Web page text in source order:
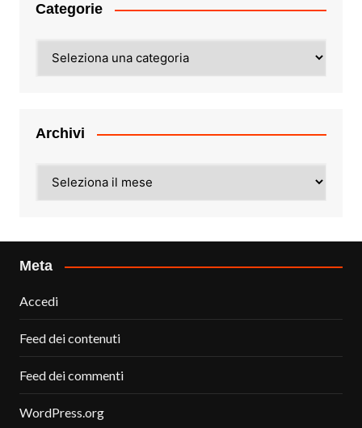
Categorie
Archivi
Meta
Accedi
Feed dei contenuti
Feed dei commenti
WordPress.org